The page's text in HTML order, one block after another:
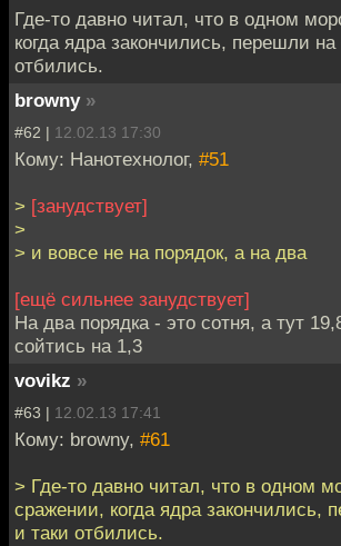
Где-то давно читал, что в одном
когда ядра закончились, перешли
отбились.
browny »
#62 | 12.02.13 17:30
Кому: Нанотехнолог, #51
> [занудствует]
>
> и вовсе не на порядок, а на два
[ещё сильнее занудствует]
На два порядка - это сотня, а тут
сойтись на 1,3
vovikz »
#63 | 12.02.13 17:41
Кому: browny, #61
> Где-то давно читал, что в одном
сражении, когда ядра закончились,
и таки отбились.